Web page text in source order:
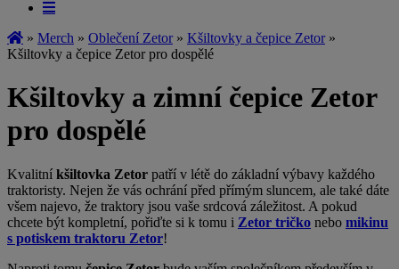
» Merch » Oblečení Zetor» Kšiltovky a čepice Zetor»
Kšiltovky a čepice Zetor pro dospělé
Kšiltovky a zimní čepice Zetor
pro dospělé
Kvalitní kšiltovka Zetor patří v létě do základní výbavy každého
traktoristy. Nejen že vás ochrání před přímým sluncem, ale také dáte
všem najevo, že traktory jsou vaše srdcová záležitost. A pokud
chcete být kompletní, pořiďte si k tomu i Zetor tričko nebo mikinu
s potiskem traktoru Zetor!